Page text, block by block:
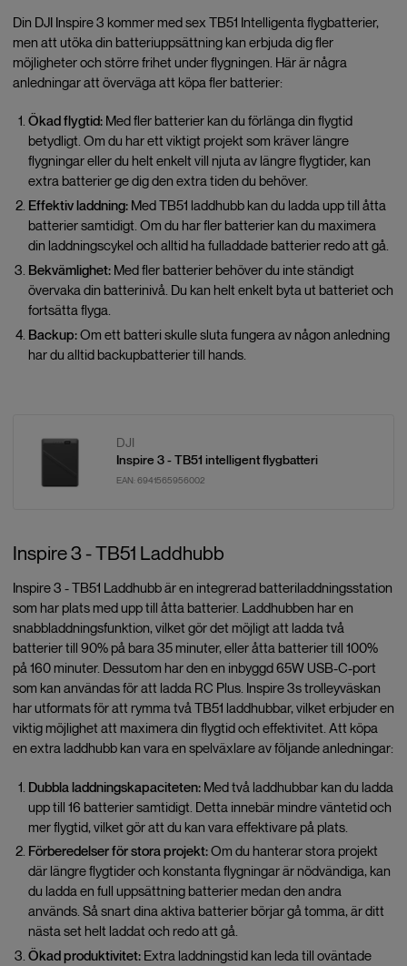
Din DJI Inspire 3 kommer med sex TB51 Intelligenta flygbatterier,
men att utöka din batteriuppsättning kan erbjuda dig fler
möjligheter och större frihet under flygningen. Här är några
anledningar att överväga att köpa fler batterier:
Ökad flygtid: Med fler batterier kan du förlänga din flygtid
betydligt. Om du har ett viktigt projekt som kräver längre
flygningar eller du helt enkelt vill njuta av längre flygtider, kan
extra batterier ge dig den extra tiden du behöver.
Effektiv laddning: Med TB51 laddhubb kan du ladda upp till åtta
batterier samtidigt. Om du har fler batterier kan du maximera
din laddningscykel och alltid ha fulladdade batterier redo att gå.
Bekvämlighet: Med fler batterier behöver du inte ständigt
övervaka din batterinivå. Du kan helt enkelt byta ut batteriet och
fortsätta flyga.
Backup:Om ett batteri skulle sluta fungera av någon anledning
har du alltid backupbatterier till hands.
DJI
Inspire 3 - TB51 intelligent flygbatteri
EAN: 6941565956002
Inspire 3 - TB51 Laddhubb
Inspire 3 - TB51 Laddhubb är en integrerad batteriladdningsstation
som har plats med upp till åtta batterier. Laddhubben har en
snabbladdningsfunktion, vilket gör det möjligt att ladda två
batterier till 90% på bara 35 minuter, eller åtta batterier till 100%
på 160 minuter. Dessutom har den en inbyggd 65W USB-C-port
som kan användas för att ladda RC Plus. Inspire 3s trolleyväskan
har utformats för att rymma två TB51 laddhubbar, vilket erbjuder en
viktig möjlighet att maximera din flygtid och effektivitet. Att köpa
en extra laddhubb kan vara en spelväxlare av följande anledningar:
Dubbla laddningskapaciteten: Med två laddhubbar kan du ladda
upp till 16 batterier samtidigt. Detta innebär mindre väntetid och
mer flygtid, vilket gör att du kan vara effektivare på plats.
Förberedelser för stora projekt:Om du hanterar stora projekt
där längre flygtider och konstanta flygningar är nödvändiga, kan
du ladda en full uppsättning batterier medan den andra
används. Så snart dina aktiva batterier börjar gå tomma, är ditt
nästa set helt laddat och redo att gå.
Ökad produktivitet: Extra laddningstid kan leda till oväntade